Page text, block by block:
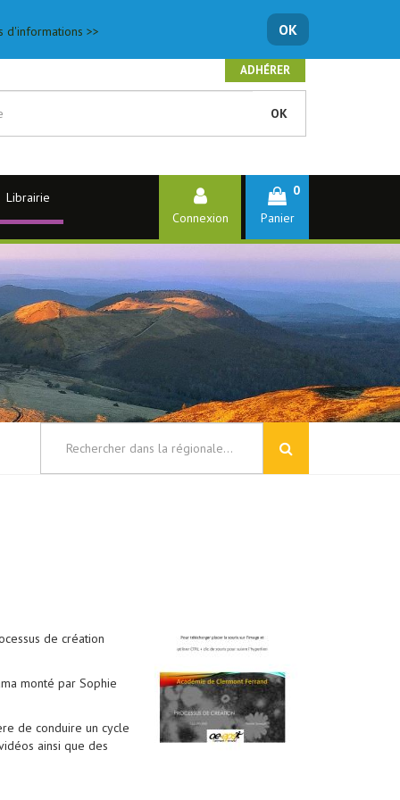
d'informations >> OK
ADHÉRER
OK
Librairie
Connexion
0
Panier
de création
monté par Sophie
de conduire un cycle
ainsi que des